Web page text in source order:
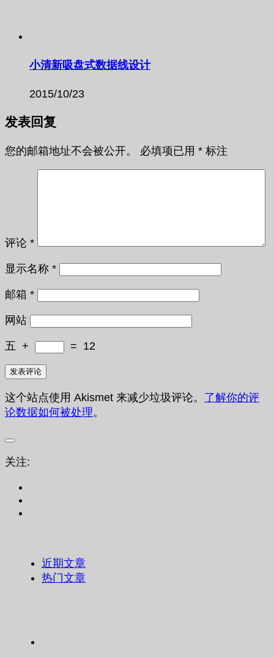
小清新吸盘式数据线设计
2015/10/23
发表回复
您的邮箱地址不会被公开。 必填项已用 * 标注
评论 *
显示名称 *
邮箱 *
网站
五 + = 12
这个站点使用 Akismet 来减少垃圾评论。 了解你的评
论数据如何被处理。
关注:
近期文章
热门文章